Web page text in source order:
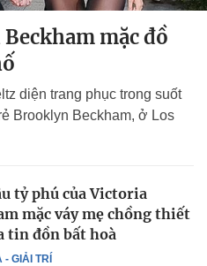
mặc đồ
diện trang phục trong suốt
Brooklyn Beckham, ở Los
- GIẢI TRÍ
tỷ phú của Victoria
mặc váy mẹ chồng thiết
tin đồn bất hoà